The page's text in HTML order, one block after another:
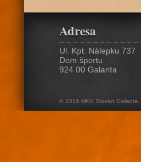
Adresa
Ul. Kpt. Nálepku 737
Dom športu
924 00 Galanta
© 2016 MKK Slovan